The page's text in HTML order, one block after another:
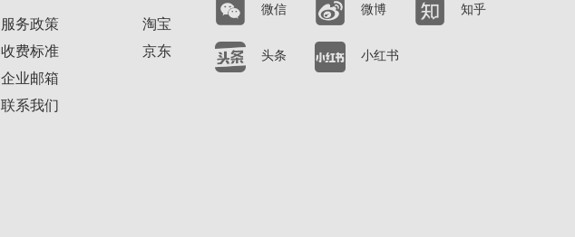
服务政策
收费标准
企业邮箱
联系我们
淘宝
京东
微信 微博 知乎
头条 小红书